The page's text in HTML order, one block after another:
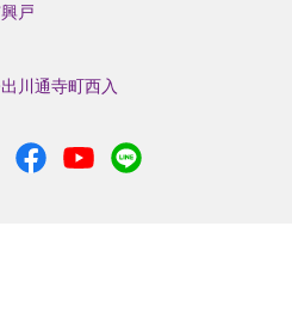
戸
川通寺町西入